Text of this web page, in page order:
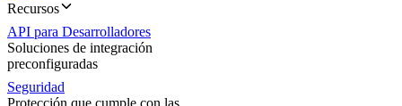
Recursos
API para Desarrolladores
Soluciones de integración
preconfiguradas
Seguridad
Protección que cumple con las